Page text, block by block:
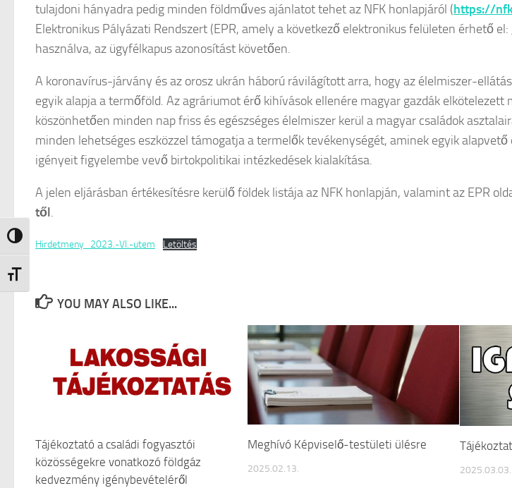
Nagy kontraszt váltása
Betűméret váltása
tulajdoni hányadra pedig minden földműves ajánlatot tehet az NFK honlapjáról (https://
Elektronikus Pályázati Rendszert (EPR, amely a következő elektronikus felületen érhető el:
használva, az ügyfélkapus azonosítást követően.
A koronavírus-járvány és az orosz ukrán háború rávilágított arra, hogy az élelmiszer-
egyik alapja a termőföld. Az agráriumot érő kihívások ellenére magyar gazdák elkötelezett
köszönhetően minden nap friss és egészséges élelmiszer kerül a magyar családok
minden lehetséges eszközzel támogatja a termelők tevékenységét, aminek egyik alapvető
igényeit figyelembe vevő birtokpolitikai intézkedések kialakítása.
A jelen eljárásban értékesítésre kerülő földek listája az NFK honlapján, valamint az EPR
től.
Hirdetmeny_2023.-VI.-utem Letöltés
YOU MAY ALSO LIKE...
Tájékoztató a családi fogyasztói
közösségekre vonatkozó földgáz
kedvezmény igénybevételéről
Meghívó Képviselő-testületi ülésre
2025.02.13. 2025.03.03.